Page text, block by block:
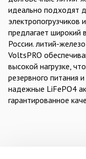
идеально подходят
электропогрузчиков
предлагает
России. литий-
VoltsPRO
высокой нагрузке,
резервного питания
надежные LiFePO4
гарантированное